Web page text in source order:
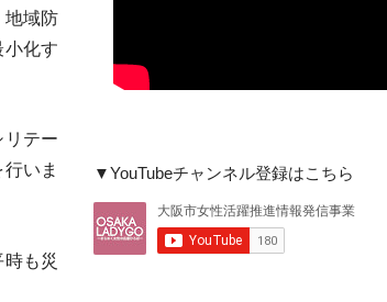
地域防
化す
テー
いま
も災
▼YouTubeチャンネル登録はこちら